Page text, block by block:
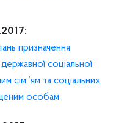
призначення
соціальної
сім ’ям та соціальних
особам